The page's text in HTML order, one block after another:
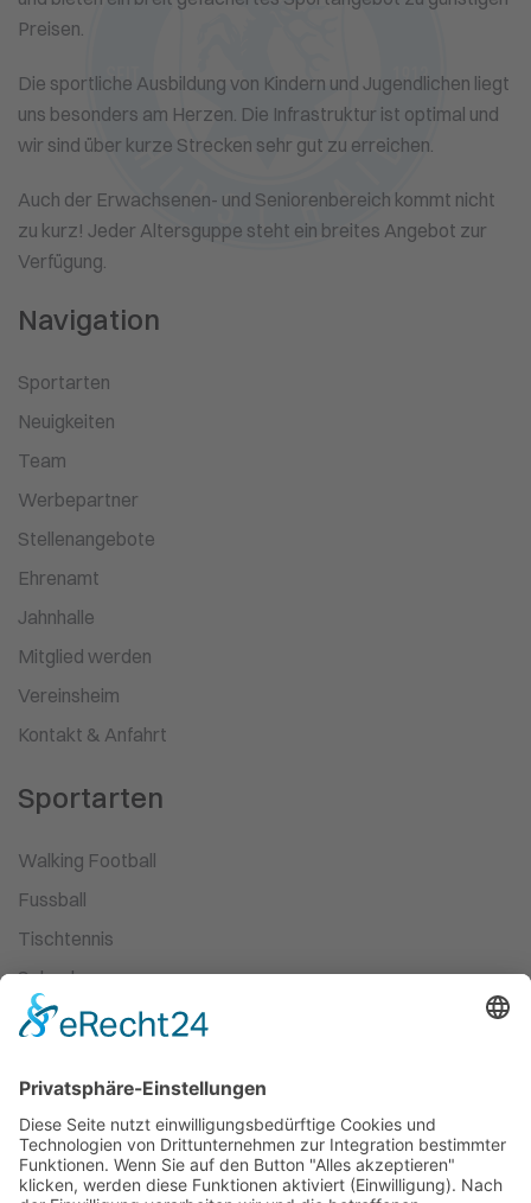
Preisen.
Die sportliche Ausbildung von Kindern und Jugendlichen liegt
uns besonders am Herzen. Die Infrastruktur ist optimal und
wir sind über kurze Strecken sehr gut zu erreichen.
Auch der Erwachsenen- und Seniorenbereich kommt nicht
zu kurz! Jeder Altersguppe steht ein breites Angebot zur
Verfügung.
Navigation
Sportarten
Neuigkeiten
Team
Werbepartner
Stellenangebote
Ehrenamt
Jahnhalle
Mitglied werden
Vereinsheim
Kontakt & Anfahrt
Sportarten
Walking Football
Fussball
Tischtennis
Schach
Ski-Wandern
Kampfsport
Leichtathletik
Ballett